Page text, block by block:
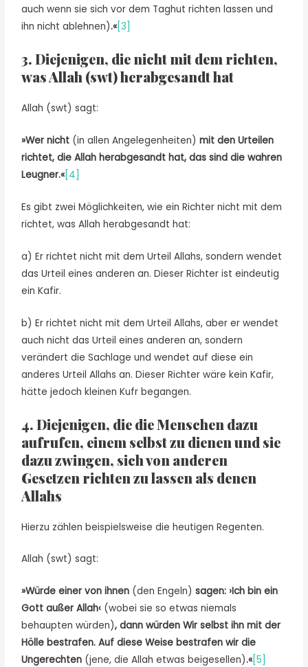
auch wenn sie sich vor dem Taghut richten lassen und
ihn nicht ablehnen).«[3]
3. Diejenigen, die nicht mit dem richten,
was Allah (swt) herabgesandt hat
Allah (swt) sagt:
»Wer nicht (in allen Angelegenheiten) mit den Urteilen
richtet, die Allah herabgesandt hat, das sind die wahren
Leugner.«[4]
Es gibt zwei Möglichkeiten, wie ein Richter nicht mit dem
richtet, was Allah herabgesandt hat:
a) Er richtet nicht mit dem Urteil Allahs, sondern wendet
das Urteil eines anderen an. Dieser Richter ist eindeutig
ein Kafir.
b) Er richtet nicht mit dem Urteil Allahs, aber er wendet
auch nicht das Urteil eines anderen an, sondern
verändert die Sachlage und wendet auf diese ein
anderes Urteil Allahs an. Dieser Richter wäre kein Kafir,
hätte jedoch kleinen Kufr begangen.
4. Diejenigen, die die Menschen dazu
aufrufen, einem selbst zu dienen und sie
dazu zwingen, sich von anderen
Gesetzen richten zu lassen als denen
Allahs
Hierzu zählen beispielsweise die heutigen Regenten.
Allah (swt) sagt:
»Würde einer von ihnen (den Engeln) sagen: ›Ich bin ein
Gott außer Allah‹ (wobei sie so etwas niemals
behaupten würden), dann würden Wir selbst ihn mit der
Hölle bestrafen. Auf diese Weise bestrafen wir die
Ungerechten (jene, die Allah etwas beigesellen).«[5]